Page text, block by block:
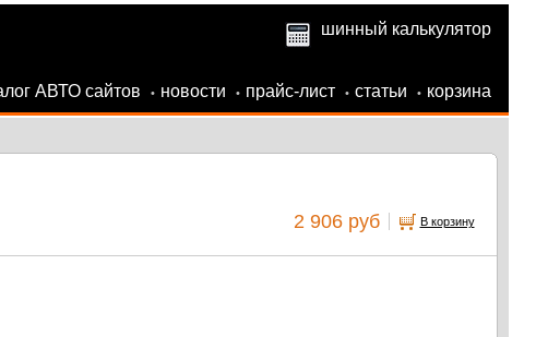
шинный калькулятор
АВТО сайтов • новости • прайс-лист • статьи • корзина
2 906 руб В корзину